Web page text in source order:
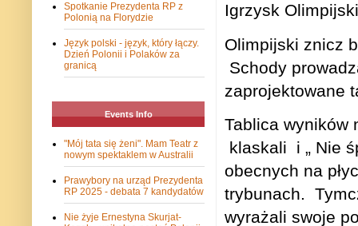
Igrzysk
Olimpijski znicz
Schody
zaprojektowane
Tablica wyników
klaskali
i „ Nie
obecnych na
trybunach.
wyrażali swoje
Spotkanie Prezydenta RP z
Polonią na Florydzie
Język polski - język, który łączy.
Dzień Polonii i Polaków za
granicą
Events Info
"Mój tata się żeni". Mam Teatr z
nowym spektaklem w Australii
Prawybory na urząd Prezydenta
RP 2025 - debata 7 kandydatów
Nie żyje Ernestyna Skurjat-